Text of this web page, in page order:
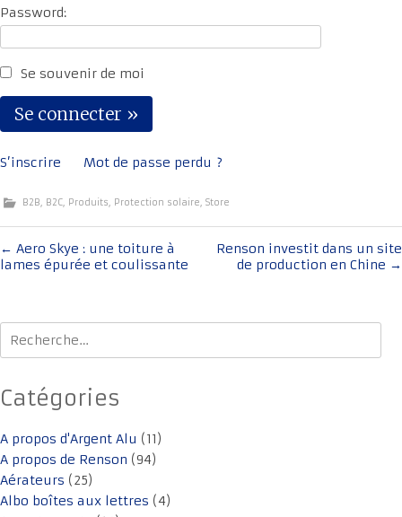
Password:
Se souvenir de moi
S’inscrire Mot de passe perdu ?
B2B, B2C, Produits, Protection solaire, Store
Navigation
de
← Aero Skye : une toiture à
lames épurée et coulissante
Renson investit dans un site
de production en Chine →
Rechercher :
Catégories
A propos d'Argent Alu (11)
A propos de Renson (94)
Aérateurs (25)
Albo boîtes aux lettres (4)